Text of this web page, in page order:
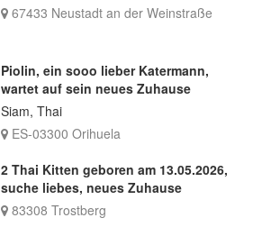
67433 Neustadt an der Weinstraße
Piolin, ein sooo lieber Katermann,
wartet auf sein neues Zuhause
Siam, Thai
ES-03300 Orihuela
2 Thai Kitten geboren am 13.05.2026,
suche liebes, neues Zuhause
83308 Trostberg